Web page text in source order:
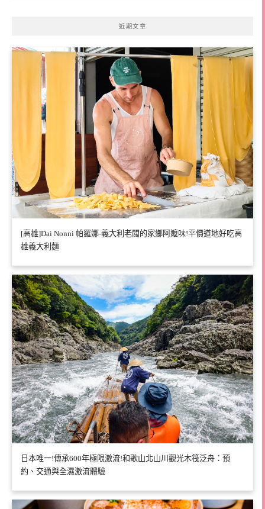
近期文章
[高雄]Dai Nonni 帕羅娜-義大利老闆的家鄉阿嬤味!平價道地好吃高
雄義大利麵
日本唯一!傳承600年極限激流!和歌山北山川觀光木筏泛舟：預
約、交通與全濕激流體驗